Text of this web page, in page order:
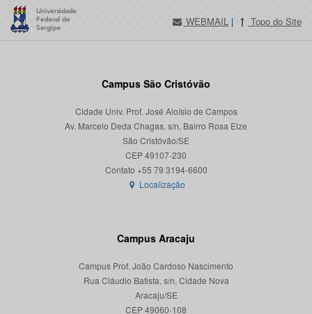
WEBMAIL | Topo do Site
Campus São Cristóvão
Cidade Univ. Prof. José Aloísio de Campos
Av. Marcelo Deda Chagas, s/n, Bairro Rosa Elze
São Cristóvão/SE
CEP 49107-230
Localização
Campus Aracaju
Campus Prof. João Cardoso Nascimento
Rua Cláudio Batista, s/n, Cidade Nova
Aracaju/SE
CEP 49060-108